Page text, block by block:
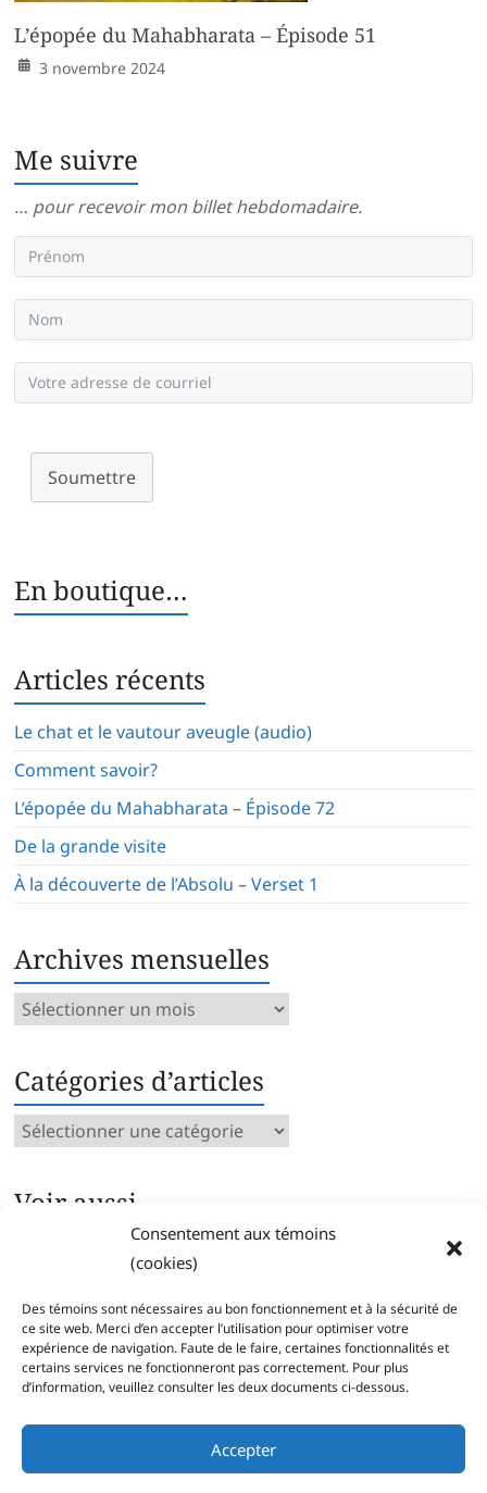
Consentement aux témoins
(cookies)
Des témoins sont nécessaires au bon fonctionnement et à la sécurité de
ce site web. Merci d’en accepter l’utilisation pour optimiser votre
expérience de navigation. Faute de le faire, certaines fonctionnalités et
certains services ne fonctionneront pas correctement. Pour plus
d’information, veuillez consulter les deux documents ci-dessous.
Accepter
L’épopée du Mahabharata – Épisode 51
3 novembre 2024
Me suivre
… pour recevoir mon billet hebdomadaire.
Soumettre
En boutique…
Articles récents
Le chat et le vautour aveugle (audio)
Comment savoir?
L’épopée du Mahabharata – Épisode 72
De la grande visite
À la découverte de l’Absolu – Verset 1
Archives mensuelles
Archives
Catégories d’articles
Catégories
Voir aussi…
Archives intégrales
Articles parus par catégorie
Index des mots clés
Séries